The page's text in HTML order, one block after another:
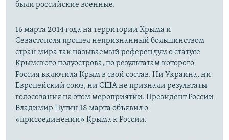
были российские военные.
16 марта 2014 года на территории Крыма и
Севастополя прошел непризнанный большинством
стран мира так называемый референдум о статусе
Крымского полуострова, по результатам которого
Россия включила Крым в свой состав. Ни Украина, ни
Европейский союз, ни США не признали результаты
голосования на этом мероприятии. Президент России
Владимир Путин 18 марта объявил о
«присоединении» Крыма к России.